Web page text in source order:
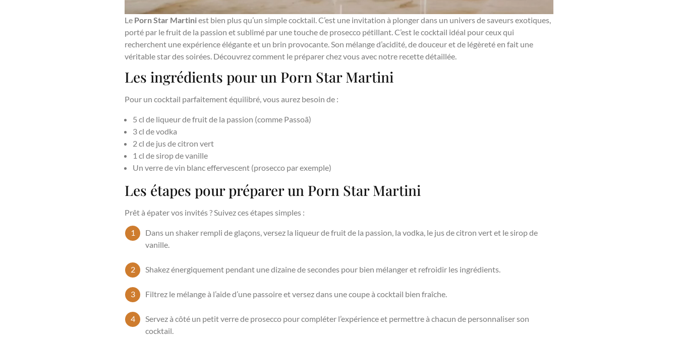
Le Porn Star Martiniest bien plus qu’un simple cocktail. C’est une invitation à plonger dans un univers de saveurs exotiques,
porté par le fruit de la passion et sublimé par une touche de prosecco pétillant. C’est le cocktail idéal pour ceux qui
recherchent une expérience élégante et un brin provocante. Son mélange d’acidité, de douceur et de légèreté en fait une
véritable star des soirées. Découvrez comment le préparer chez vous avec notre recette détaillée.
Les ingrédients pour un Porn Star Martini
Pour un cocktail parfaitement équilibré, vous aurez besoin de :
5 cl de liqueur de fruit de la passion (comme Passoã)
3 cl de vodka
2 cl de jus de citron vert
1 cl de sirop de vanille
Un verre de vin blanc effervescent (prosecco par exemple)
Les étapes pour préparer un Porn Star Martini
Prêt à épater vos invités ? Suivez ces étapes simples :
Dans un shaker rempli de glaçons, versez la liqueur de fruit de la passion, la vodka, le jus de citron vert et le sirop de
vanille.
Shakez énergiquement pendant une dizaine de secondes pour bien mélanger et refroidir les ingrédients.
Filtrez le mélange à l’aide d’une passoire et versez dans une coupe à cocktail bien fraîche.
Servez à côté un petit verre de prosecco pour compléter l’expérience et permettre à chacun de personnaliser son
cocktail.